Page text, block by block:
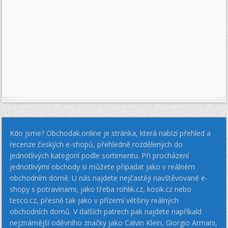
Kdo jsme? Obchodak.online je stránka, která nabízí přehled a
recenze českých e-shopů, přehledně rozdělených do
jednotlivých kategorií podle sortimentu. Při procházení
jednotlivými obchody si můžete připadat jako v reálném
obchodním domě. U nás najdete nejčastěji navštěvované e-
shopy s potravinami, jako třeba rohlik.cz, kosik.cz nebo
tesco.cz, přesně tak jako v přízemí většiny reálných
obchodních domů. V dalších patrech pak najdete napříkald
nejznámější oděvního značky jako Calvin Klein, Giorgio Armani,